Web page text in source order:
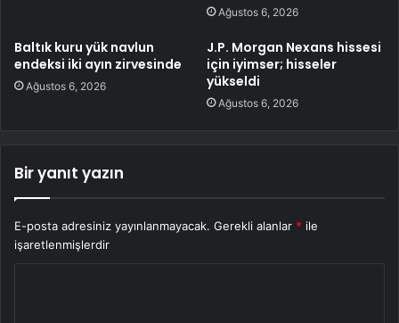
Ağustos 6, 2026
Baltık kuru yük navlun
endeksi iki ayın zirvesinde
Ağustos 6, 2026
J.P. Morgan Nexans hissesi
için iyimser; hisseler
yükseldi
Ağustos 6, 2026
Bir yanıt yazın
E-posta adresiniz yayınlanmayacak. Gerekli alanlar * ile
işaretlenmişlerdir